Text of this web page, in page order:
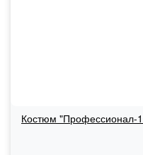
Костюм "Профессионал-